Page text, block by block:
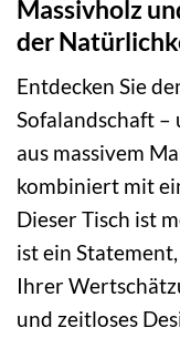
Massivholz
der
Entdecken Sie
Sofalandschaft –
aus massivem
kombiniert mit
Dieser Tisch ist
ist ein
Ihrer
und zeitloses